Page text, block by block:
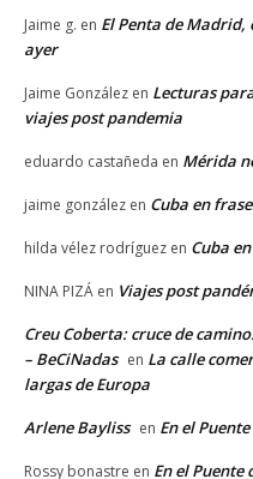
Jaime g. en El Penta de Madrid,
ayer
Jaime González en Lecturas
viajes post pandemia
eduardo castañeda en Mérida
jaime gonzález en Cuba en
hilda vélez rodríguez en Cuba
NINA PIZÁ en Viajes post
Creu Coberta: cruce de
– BeCiNadas en La calle
largas de Europa
Arlene Bayliss en En el
Rossy bonastre en En el Puente